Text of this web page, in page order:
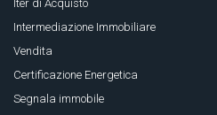
Iter di Acquisto
Intermediazione Immobiliare
Vendita
Certificazione Energetica
Segnala immobile